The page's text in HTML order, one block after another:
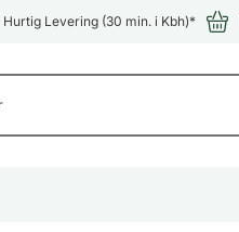
Hurtig Levering (30 min. i Kbh)*